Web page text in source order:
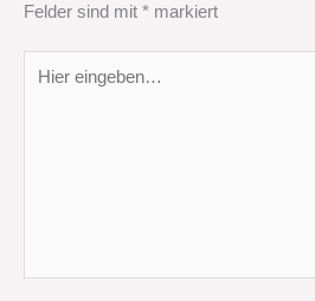
Felder sind mit * markiert
eingeben…